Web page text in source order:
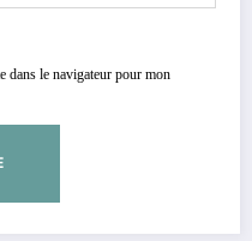
dans le navigateur pour mon